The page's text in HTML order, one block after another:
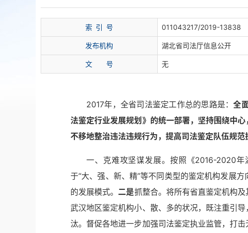
索 引 号 011043217/2019-13838
发布机构 湖北省司法厅信息公开
文 号 无
2017年，全省司法鉴定工作总的思路是：全
法鉴定行业发展规划》的统一部署，坚持围绕中
不移地整治违法违规行为，提高司法鉴定队伍规
一、克难攻坚谋发展。按照《2016-2020年
于“大、强、新、精”等不同类型的鉴定机构发展
的发展模式。二是抓整合。将所有省直鉴定机构
武汉地区鉴定机构小、散、多的状况，既注重引
汰。督促各地进一步加强司法鉴定执业监管，打击